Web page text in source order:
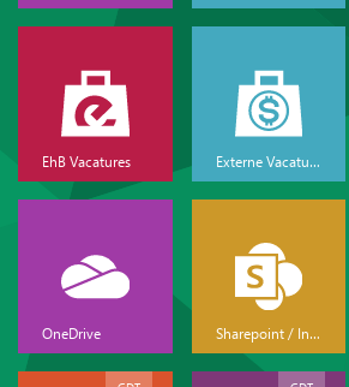
EhB Vacatures Externe Vacatures
OneDrive Sharepoint / Intranet